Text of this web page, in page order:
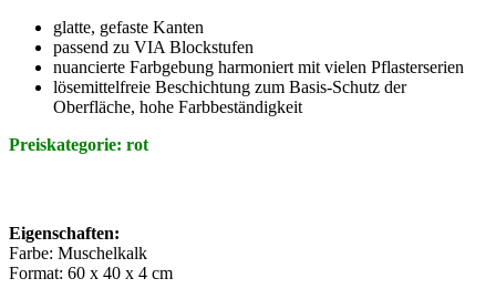
glatte, gefaste Kanten
passend zu VIA Blockstufen
nuancierte Farbgebung harmoniert mit vielen Pflasterserien
lösemittelfreie Beschichtung zum Basis-Schutz der
Oberfläche, hohe Farbbeständigkeit
Preiskategorie: rot
Eigenschaften:
Farbe: Muschelkalk
Format: 60 x 40 x 4 cm